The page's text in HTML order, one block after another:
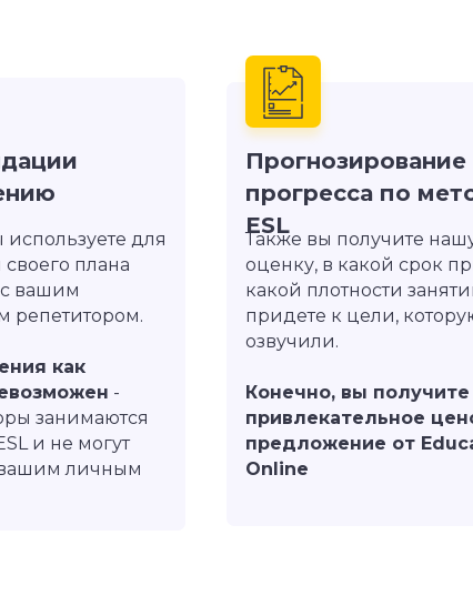
для
своего плана
вашим
репетитором.
как
-
занимаются
и не могут
личным
Также вы получите
оценку, в какой срок
какой плотности
придете к цели,
озвучили.
Конечно, вы получите
привлекательное
предложение от
Online
Прогнозирование
прогресса по
ESL
же)